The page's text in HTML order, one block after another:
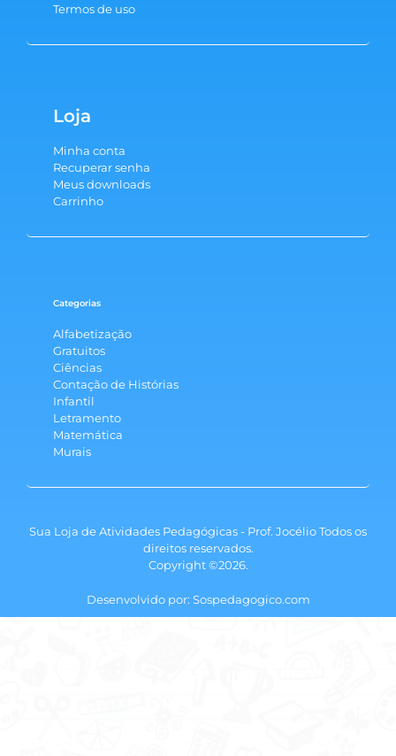
Termos de uso
Loja
Minha conta
Recuperar senha
Meus downloads
Carrinho
Categorias
Alfabetização
Gratuitos
Ciências
Contação de Histórias
Infantil
Letramento
Matemática
Murais
Sua Loja de Atividades Pedagógicas - Prof. Jocélio Todos os
direitos reservados.
Copyright ©2026.
Desenvolvido por: Sospedagogico.com